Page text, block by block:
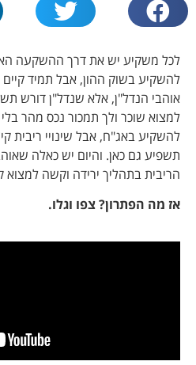
לכל משקיע יש את דרך ההשקעה
להשקיע בשוק ההון, אבל תמיד
אוהבי הנדל"ן, אלא שנדל"ן דורש
למצוא שוכר ולך תמכור נכס מהר
להשקיע באג"ח, אבל שינויי ריבית
תשפיע גם כאן. והיום יש כאלה
הריבית בתהליך ירידה וקשה למצוא
אז מה הפתרון? צפו וגלו.